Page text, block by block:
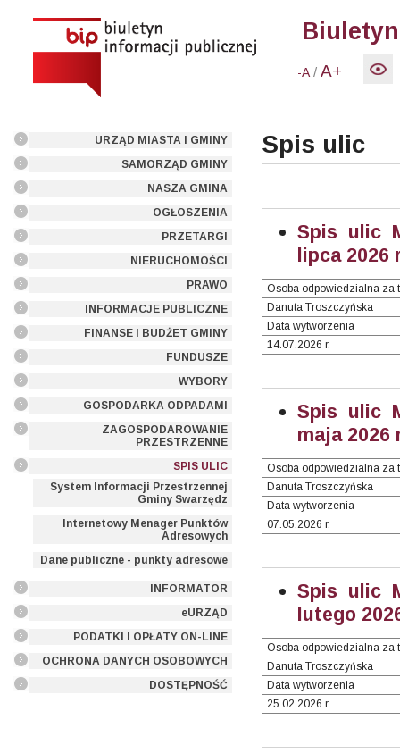
-A /A+
URZĄD MIASTA I GMINY
SAMORZĄD GMINY
NASZA GMINA
OGŁOSZENIA
PRZETARGI
NIERUCHOMOŚCI
PRAWO
INFORMACJE PUBLICZNE
FINANSE I BUDŻET GMINY
FUNDUSZE
WYBORY
GOSPODARKA ODPADAMI
ZAGOSPODAROWANIE
PRZESTRZENNE
SPIS ULIC
System Informacji Przestrzennej
Gminy Swarzędz
Internetowy Menager Punktów
Adresowych
Dane publiczne - punkty adresowe
INFORMATOR
eURZĄD
PODATKI I OPŁATY ON-LINE
OCHRONA DANYCH OSOBOWYCH
DOSTĘPNOŚĆ
Spis ulic
Spis ulic
lipca 2026
Osoba odpowiedzialna za
Danuta Troszczyńska
Data wytworzenia
14.07.2026 r.
Spis ulic
maja 2026
Osoba odpowiedzialna za
Danuta Troszczyńska
Data wytworzenia
07.05.2026 r.
Spis ulic
lutego
Osoba odpowiedzialna za
Danuta Troszczyńska
Data wytworzenia
25.02.2026 r.